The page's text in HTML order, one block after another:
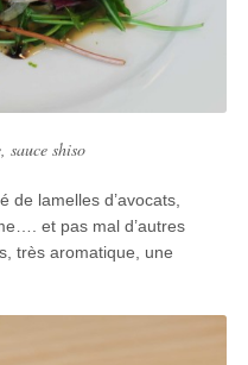
sauce shiso
de lamelles d’avocats,
et pas mal d’autres
très aromatique, une